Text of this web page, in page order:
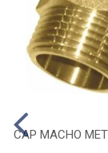
CAP MACHO